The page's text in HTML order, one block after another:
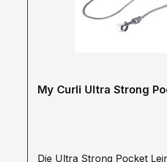
My Curli Ultra Strong
Die Ultra Strong Pocket